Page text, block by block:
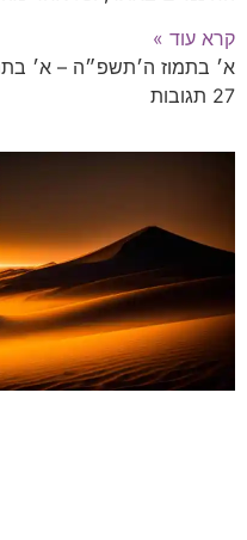
קרא עוד »
א׳ בתמוז ה׳תשפ״ה – א׳ בתמוז
27 תגובות